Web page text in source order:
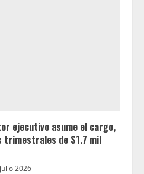
ejecutivo asume el cargo,
trimestrales de $1.7 mil
2026